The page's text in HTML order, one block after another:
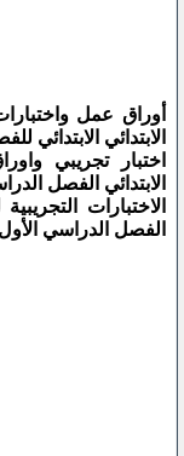
أوراق عمل
الابتدائي الابتدائي
اختبار تجريبي
الابتدائي الفصل
الاختبارات
الفصل الدراسي الأول 1441هـ.